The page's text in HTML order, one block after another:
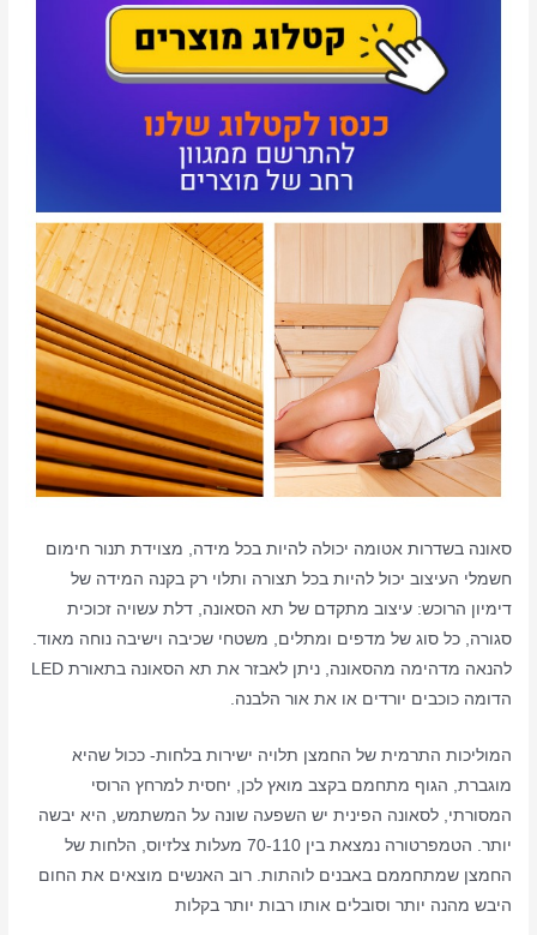
סאונה בשדרות אטומה יכולה להיות בכל מידה, מצוידת תנור חימום
חשמלי העיצוב יכול להיות בכל תצורה ותלוי רק בקנה המידה של
דימיון הרוכש: עיצוב מתקדם של תא הסאונה, דלת עשויה זכוכית
סגורה, כל סוג של מדפים ומתלים, משטחי שכיבה וישיבה נוחה מאוד.
להנאה מדהימה מהסאונה, ניתן לאבזר את תא הסאונה בתאורת LED
הדומה כוכבים יורדים או את אור הלבנה.
המוליכות התרמית של החמצן תלויה ישירות בלחות- ככול שהיא
מוגברת, הגוף מתחמם בקצב מואץ לכן, יחסית למרחץ הרוסי
המסורתי, לסאונה הפינית יש השפעה שונה על המשתמש, היא יבשה
יותר. הטמפרטורה נמצאת בין 70-110 מעלות צלזיוס, הלחות של
החמצן שמתחממם באבנים לוהתות. רוב האנשים מוצאים את החום
היבש מהנה יותר וסובלים אותו רבות יותר בקלות